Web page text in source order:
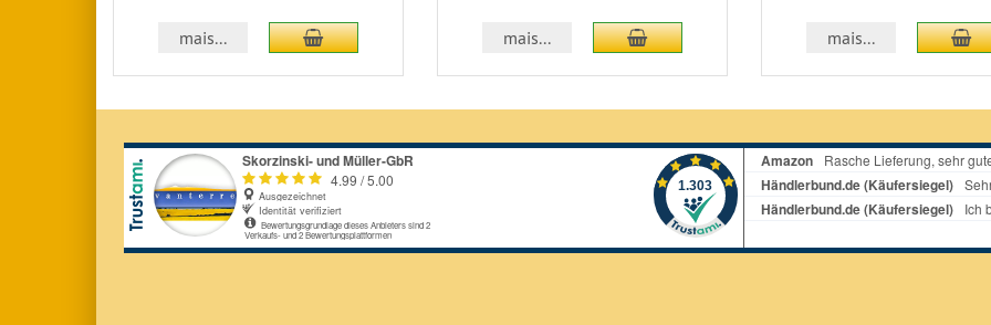
mais... Adicionar ao carrinho mais... Adicionar ao carrinho mais...